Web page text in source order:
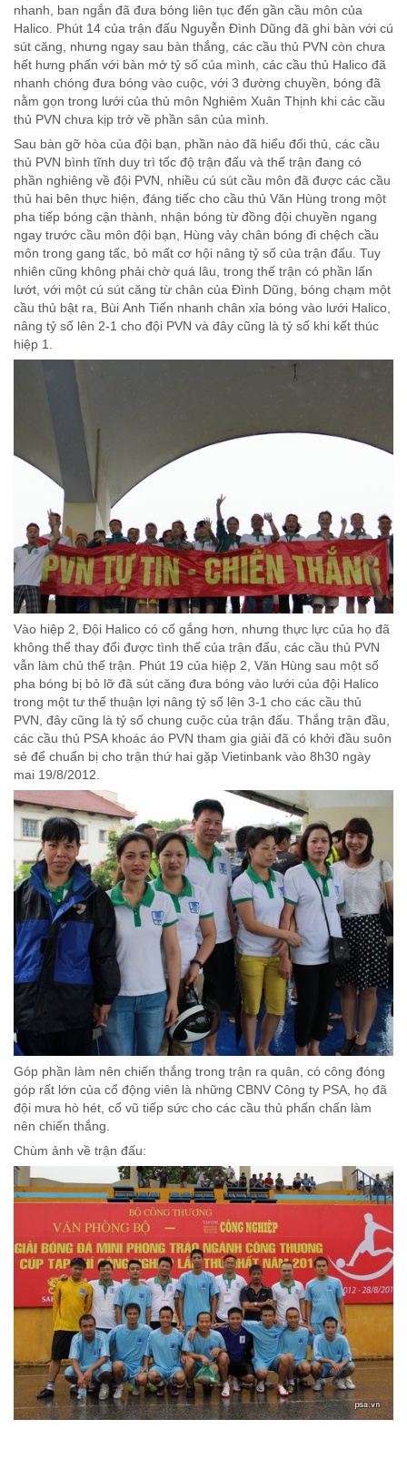
nhanh, ban ngắn đã đưa bóng liên tục đến gần cầu môn của
Halico. Phút 14 của trận đấu Nguyễn Đình Dũng đã ghi bàn với cú
sút căng, nhưng ngay sau bàn thắng, các cầu thủ PVN còn chưa
hết hưng phấn với bàn mở tỷ số của mình, các cầu thủ Halico đã
nhanh chóng đưa bóng vào cuộc, với 3 đường chuyền, bóng đã
nằm gọn trong lưới của thủ môn Nghiêm Xuân Thịnh khi các cầu
thủ PVN chưa kịp trở về phần sân của mình.
Sau bàn gỡ hòa của đội bạn, phần nào đã hiểu đối thủ, các cầu
thủ PVN bình tĩnh duy trì tốc độ trận đấu và thế trận đang có
phần nghiêng về đội PVN, nhiều cú sút cầu môn đã được các cầu
thủ hai bên thực hiện, đáng tiếc cho cầu thủ Văn Hùng trong một
pha tiếp bóng cận thành, nhận bóng từ đồng đội chuyền ngang
ngay trước cầu môn đội bạn, Hùng vảy chân bóng đi chệch cầu
môn trong gang tấc, bỏ mất cơ hội nâng tỷ số của trận đấu. Tuy
nhiên cũng không phải chờ quá lâu, trong thế trận có phần lấn
lướt, với một cú sút căng từ chân của Đình Dũng, bóng chạm một
cầu thủ bật ra, Bùi Anh Tiến nhanh chân xỉa bóng vào lưới Halico,
nâng tỷ số lên 2-1 cho đội PVN và đây cũng là tỷ số khi kết thúc
hiệp 1.
Vào hiệp 2, Đội Halico có cố gắng hơn, nhưng thực lực của họ đã
không thể thay đổi được tình thế của trận đấu, các cầu thủ PVN
vẫn làm chủ thế trận. Phút 19 của hiệp 2, Văn Hùng sau một số
pha bóng bị bỏ lỡ đã sút căng đưa bóng vào lưới của đội Halico
trong một tư thế thuận lợi nâng tỷ số lên 3-1 cho các cầu thủ
PVN, đây cũng là tỷ số chung cuộc của trận đấu. Thắng trận đầu,
các cầu thủ PSA khoác áo PVN tham gia giải đã có khởi đầu suôn
sẻ để chuẩn bị cho trận thứ hai gặp Vietinbank vào 8h30 ngày
mai 19/8/2012.
Góp phần làm nên chiến thắng trong trận ra quân, có công đóng
góp rất lớn của cổ động viên là những CBNV Công ty PSA, họ đã
đội mưa hò hét, cổ vũ tiếp sức cho các cầu thủ phấn chấn làm
nên chiến thắng.
Chùm ảnh về trận đấu: